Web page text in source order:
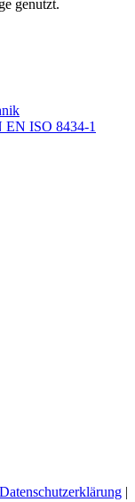
genutzt.
EN ISO 8434-1
Datenschutzerklärung |